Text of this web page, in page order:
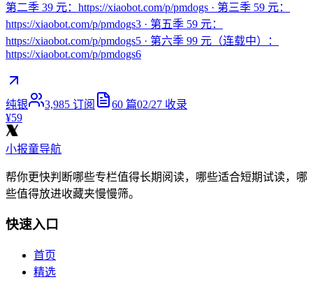
第二季 39 元：https://xiaobot.com/p/pmdogs · 第三季 59 元：
https://xiaobot.com/p/pmdogs3 · 第五季 59 元：
https://xiaobot.com/p/pmdogs5 · 第六季 99 元（连载中）：
https://xiaobot.com/p/pmdogs6
纯银 3,985 订阅 60 篇02/27 收录
¥59
小报童导航
帮你更快判断哪些专栏值得长期阅读，哪些适合短期试读，哪
些值得放进收藏夹慢慢筛。
快速入口
首页
精选